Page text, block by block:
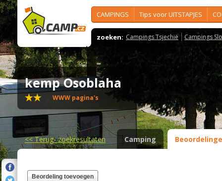
CAMPINGS Tips voor UITSTAPJES
zoeken: Campings Tsjechië Campings
kemp Osoblaha
WWW pagina's
<<Terug- zoekresultaten Camping
Beordeling toevoegen